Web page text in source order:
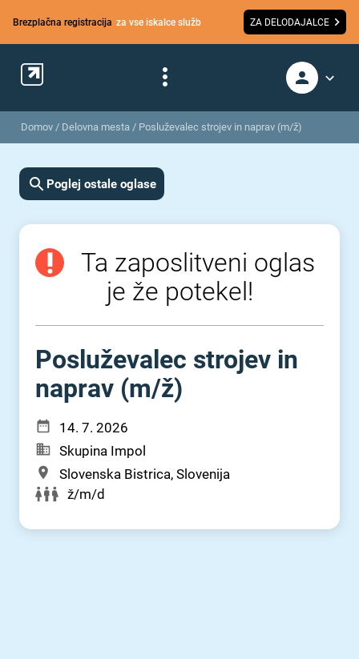
Brezplačna registracija za vse iskalce služb ZA DELODAJALCE
Domov / Delovna mesta / Posluževalec strojev in naprav (m/ž)
Poglej ostale oglase
Ta zaposlitveni oglas
je že potekel!
Posluževalec strojev in
naprav (m⁠/⁠ž)
14. 7. 2026
Skupina Impol
Slovenska Bistrica, Slovenija
ž/m/d